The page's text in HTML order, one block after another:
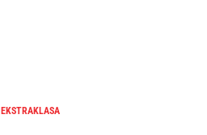
EKSTRAKLASA